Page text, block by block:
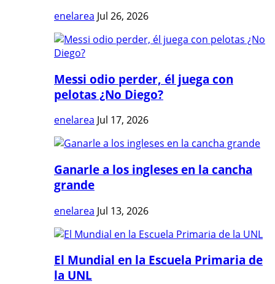
enelarea Jul 26, 2026
Messi odio perder, él juega con
pelotas ¿No Diego?
enelarea Jul 17, 2026
Ganarle a los ingleses en la cancha
grande
enelarea Jul 13, 2026
El Mundial en la Escuela Primaria de
la UNL